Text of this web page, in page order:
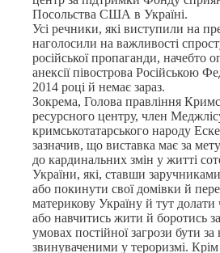
Посольства США в Україні.
Усі речники, які виступили на
наголосили на важливості
російської пропаганди, начебто
анексії півострова Російською
2014 році й немає зараз.
Зокрема, Голова правління
ресурсного центру, член
кримськотатарського народу
зазначив, що виставка має за
до кардинальних змін у житті
України, які, ставши
або покинути свої домівки й
материкову Україну й тут долати
або навчитись жити й боротись
умовах постійної загрози бути
звинуваченими у тероризмі.